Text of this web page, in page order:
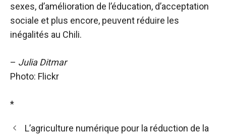
sexes, d’amélioration de l’éducation, d’acceptation
sociale et plus encore, peuvent réduire les
inégalités au Chili.
– Julia Ditmar
Photo: Flickr
*
L’agriculture numérique pour la réduction de la